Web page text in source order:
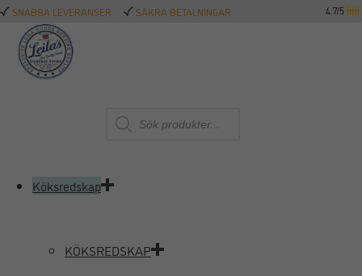
SNABBA LEVERANSER SÄKRA BETALNINGAR 4.7/5
Produktsökning
Köksredskap
KÖKSREDSKAP